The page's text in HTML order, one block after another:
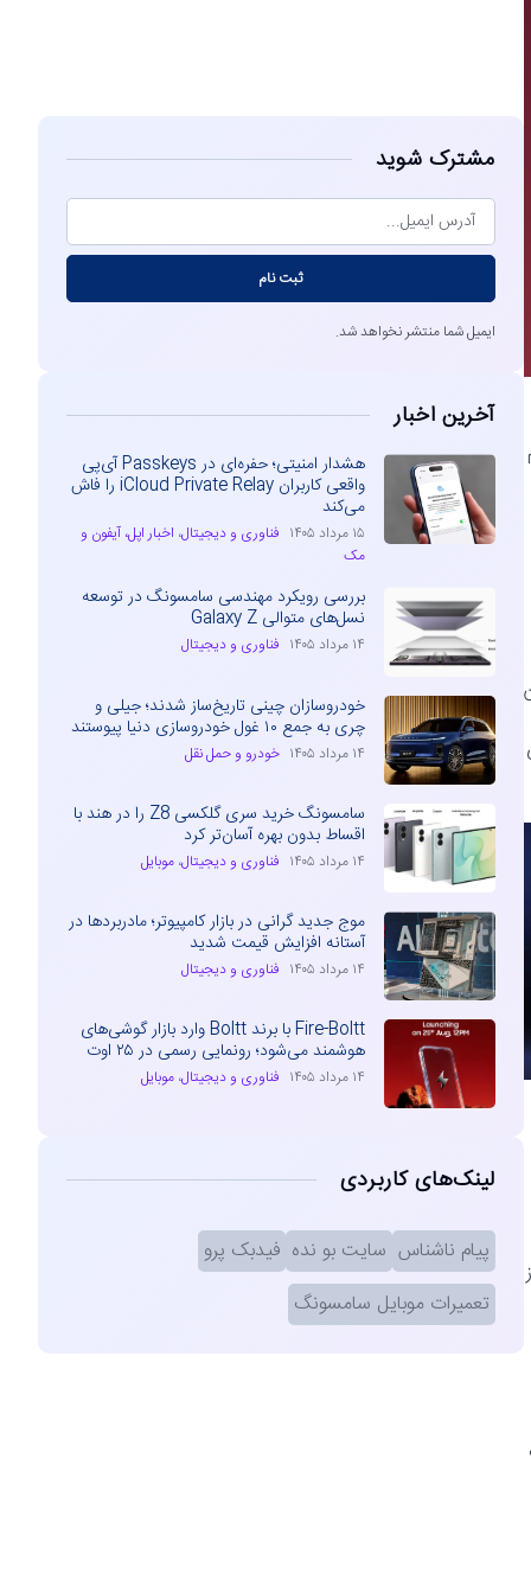
مشترک شوید
ثبت نام
ایمیل شما منتشر نخواهد شد.
آخرین اخبار
هشدار امنیتی؛ حفره‌ای در Passkeys آی‌پی
واقعی کاربران iCloud Private Relay را فاش
می‌کند
۱۵ مرداد ۱۴۰۵ فناوری و دیجیتال، اخبار اپل، آیفون و
مک
بررسی رویکرد مهندسی سامسونگ در توسعه
نسل‌های متوالی Galaxy Z
۱۴ مرداد ۱۴۰۵ فناوری و دیجیتال
خودروسازان چینی تاریخ‌ساز شدند؛ جیلی و
چری به جمع ۱۰ غول خودروسازی دنیا پیوستند
۱۴ مرداد ۱۴۰۵ خودرو و حمل نقل
سامسونگ خرید سری گلکسی Z8 را در هند با
اقساط بدون بهره آسان‌تر کرد
۱۴ مرداد ۱۴۰۵ فناوری و دیجیتال،موبایل
موج جدید گرانی در بازار کامپیوتر؛ مادربردها در
آستانه افزایش قیمت شدید
۱۴ مرداد ۱۴۰۵ فناوری و دیجیتال
Fire-Boltt با برند Boltt وارد بازار گوشی‌های
هوشمند می‌شود؛ رونمایی رسمی در ۲۵ اوت
۱۴ مرداد ۱۴۰۵ فناوری و دیجیتال،موبایل
لینک‌های کاربردی
پیام ناشناس سایت بو نده فیدبک پرو
تعمیرات موبایل سامسونگ